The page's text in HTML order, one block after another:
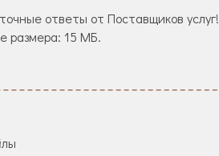
ответы от Поставщиков услуг!
размера: 15 МБ.